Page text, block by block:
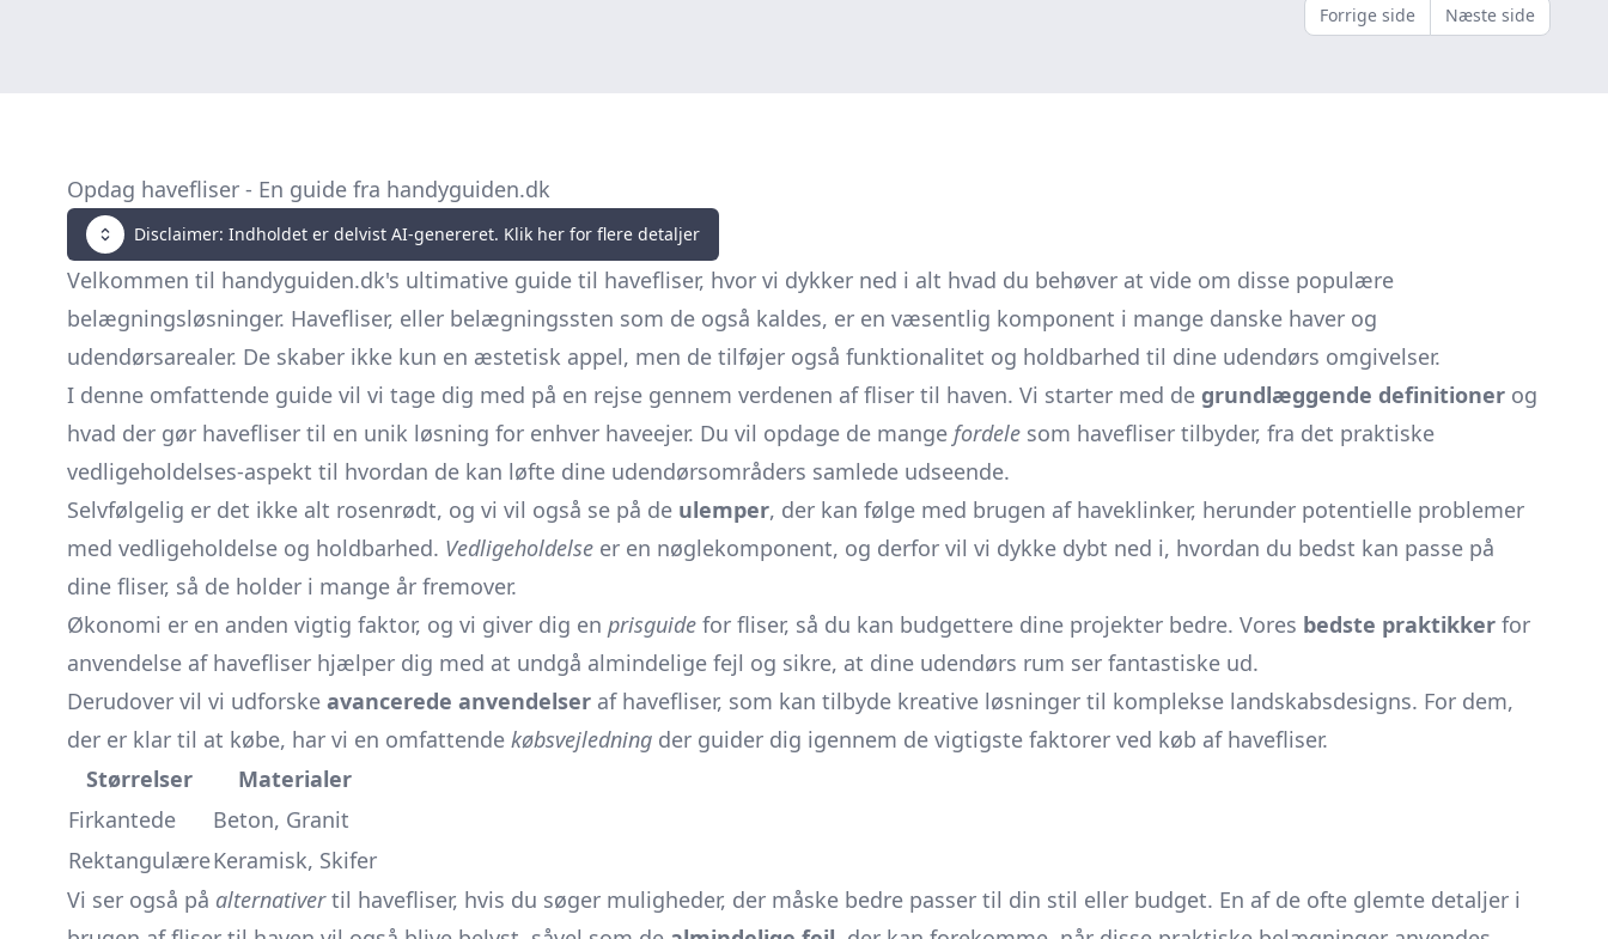
Forrige side Næste side
Opdag havefliser - En guide fra handyguiden.dk
Disclaimer: Indholdet er delvist AI-genereret. Klik her for flere detaljer
Velkommen til handyguiden.dk's ultimative guide til havefliser, hvor vi dykker ned i alt hvad du behøver at vide om disse populære
belægningsløsninger. Havefliser, eller belægningssten som de også kaldes, er en væsentlig komponent i mange danske haver og
udendørsarealer. De skaber ikke kun en æstetisk appel, men de tilføjer også funktionalitet og holdbarhed til dine udendørs omgivelser.
I denne omfattende guide vil vi tage dig med på en rejse gennem verdenen af fliser til haven. Vi starter med de grundlæggende definitioner og
hvad der gør havefliser til en unik løsning for enhver haveejer. Du vil opdage de mange fordele som havefliser tilbyder, fra det praktiske
vedligeholdelses-aspekt til hvordan de kan løfte dine udendørsområders samlede udseende.
Selvfølgelig er det ikke alt rosenrødt, og vi vil også se på de ulemper, der kan følge med brugen af haveklinker, herunder potentielle problemer
med vedligeholdelse og holdbarhed. Vedligeholdelse er en nøglekomponent, og derfor vil vi dykke dybt ned i, hvordan du bedst kan passe på
dine fliser, så de holder i mange år fremover.
Økonomi er en anden vigtig faktor, og vi giver dig en prisguide for fliser, så du kan budgettere dine projekter bedre. Vores bedste praktikker for
anvendelse af havefliser hjælper dig med at undgå almindelige fejl og sikre, at dine udendørs rum ser fantastiske ud.
Derudover vil vi udforske avancerede anvendelser af havefliser, som kan tilbyde kreative løsninger til komplekse landskabsdesigns. For dem,
der er klar til at købe, har vi en omfattende købsvejledning der guider dig igennem de vigtigste faktorer ved køb af havefliser.
Størrelser
Materialer
Firkantede
Beton, Granit
RektangulæreKeramisk, Skifer
Vi ser også på alternativertil havefliser, hvis du søger muligheder, der måske bedre passer til din stil eller budget. En af de ofte glemte detaljer i